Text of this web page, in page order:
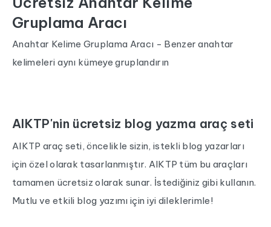
Gruplama Aracı
Anahtar Kelime Gruplama Aracı - Benzer anahtar
kelimeleri aynı kümeye gruplandırın
AIKTP'nin ücretsiz blog yazma araç seti
AIKTP araç seti, öncelikle sizin, istekli blog yazarları
için özel olarak tasarlanmıştır. AIKTP tüm bu araçları
tamamen ücretsiz olarak sunar. İstediğiniz gibi kullanın.
Mutlu ve etkili blog yazımı için iyi dileklerimle!